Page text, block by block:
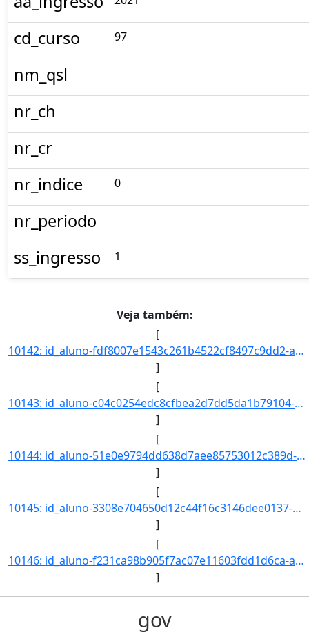
cd_curso 97
nm_qsl
nr_ch
nr_cr
nr_indice
0
nr_periodo
ss_ingresso
1
Veja também:
[
10142: id_aluno-fdf8007e1543c261b4522cf8497c9dd2-aa_ingresso-2021-cd_curso-97-nm_qsl--nr_ch--nr_cr--nr_indi]
]
[
10143: id_aluno-c04c0254edc8cfbea2d7dd5da1b79104-aa_ingresso-2021-cd_curso-97-nm_qsl--nr_ch--nr_cr--nr_indi]
]
[
10144: id_aluno-51e0e9794dd638d7aee85753012c389d-aa_ingresso-2021-cd_curso-97-nm_qsl--nr_ch--nr_cr--nr_indi]
]
[
10145: id_aluno-3308e704650d12c44f16c3146dee0137-aa_ingresso-2021-cd_curso-97-nm_qsl--nr_ch--nr_cr--nr_indi]
]
[
10146: id_aluno-f231ca98b905f7ac07e11603fdd1d6ca-aa_ingresso-2021-cd_curso-97-nm_qsl--nr_ch--nr_cr--nr_indi]
]
gov